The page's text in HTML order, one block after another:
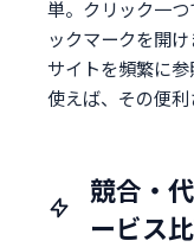
単。クリック一
ックマークを開
サイトを頻繁に
使えば、その便利
競合・
ービス